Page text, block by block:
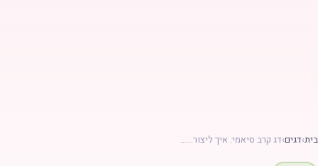
›דגים›דג קרב סיאמי: איך ליצור……